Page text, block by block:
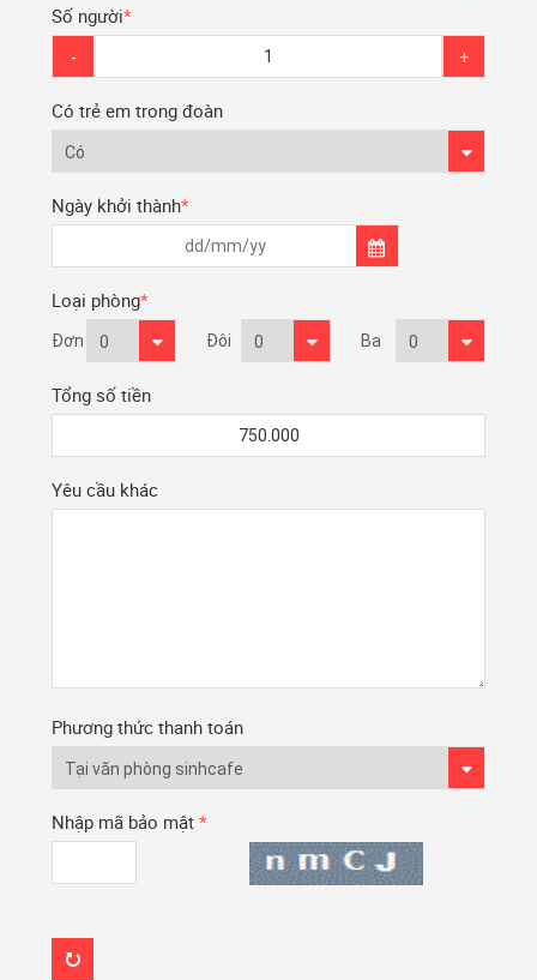
Số người*
Có trẻ em trong đoàn
Ngày khởi thành*
Loại phòng*
Đơn Đôi Ba
Tổng số tiền
Yêu cầu khác
Phương thức thanh toán
Nhập mã bảo mật *